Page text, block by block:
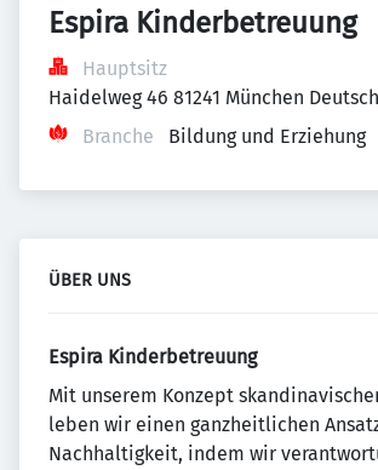
Espira Kinderbetreuung
Hauptsitz
Haidelweg 46 81241 München
Branche
Bildung und Erziehung
ÜBER UNS
Espira Kinderbetreuung
Mit unserem Konzept
leben wir einen ganzheitlichen
Nachhaltigkeit, indem wir